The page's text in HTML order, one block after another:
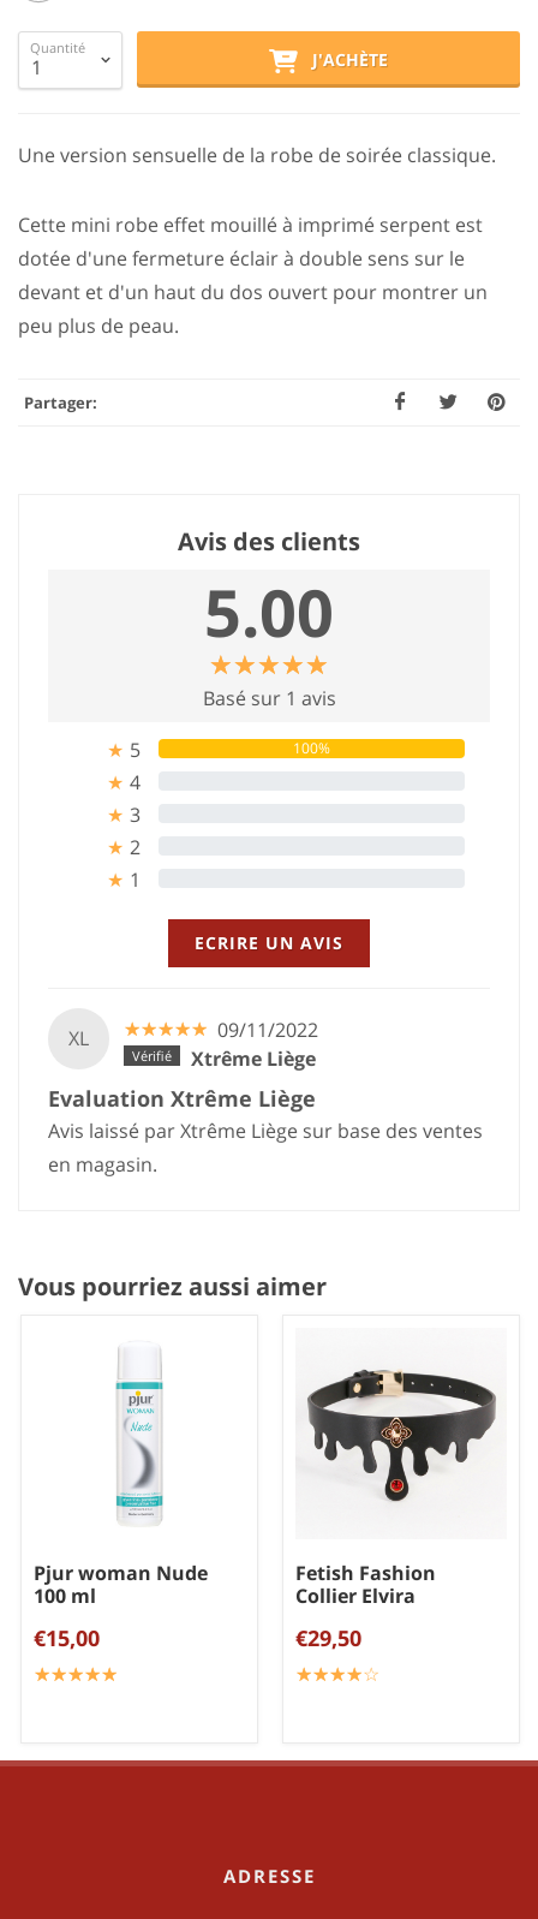
Quantité
J'ACHÈTE
Une version sensuelle de la robe de soirée classique.
Cette mini robe effet mouillé à imprimé serpent est
dotée d'une fermeture éclair à double sens sur le
devant et d'un haut du dos ouvert pour montrer un
peu plus de peau.
Partager:
Avis des clients
5.00
☆☆☆☆☆
★★★★★
Basé sur 1 avis
★ 5 100%
★ 4
★ 3
★ 2
★ 1
ECRIRE UN AVIS
XL ☆☆☆☆☆
★★★★★ 09/11/2022
Xtrême Liège
Evaluation Xtrême Liège
Avis laissé par Xtrême Liège sur base des ventes
en magasin.
Vous pourriez aussi aimer
Pjur woman Nude
100 ml
€15,00
☆☆☆☆☆
★★★★★
Fetish Fashion
Collier Elvira
€29,50
☆☆☆☆☆
★★★★★
ADRESSE